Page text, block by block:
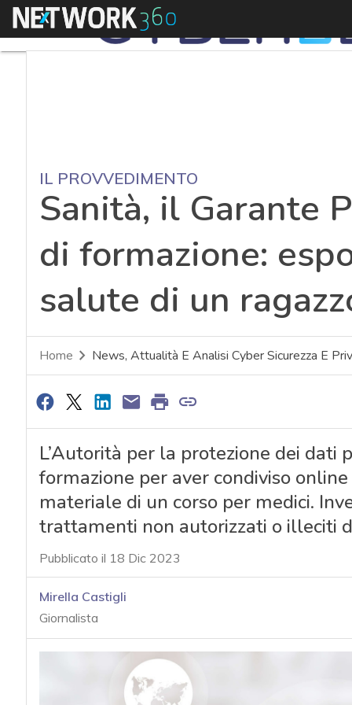
Menu
IL PROVVEDIMENTO
Sanità, il Garante
di formazione:
salute di un
Home News, Attualità E Analisi Cyber Sicurezza E
L’Autorità per la protezione dei dati
formazione per aver condiviso
materiale di un corso per medici.
trattamenti non autorizzati o illeciti
Pubblicato il 18 Dic 2023
Mirella Castigli
Giornalista